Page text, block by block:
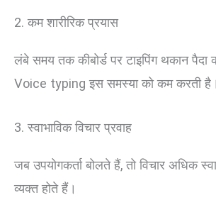
2. कम शारीरिक प्रयास
लंबे समय तक कीबोर्ड पर टाइपिंग थकान
Voice typing इस समस्या को कम करती है।
3. स्वाभाविक विचार प्रवाह
जब उपयोगकर्ता बोलते हैं, तो विचार अधिक
व्यक्त होते हैं।